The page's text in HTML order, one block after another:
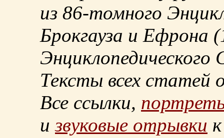
из 86-томного
Брокгауза и Ефрона
Энциклопедического
Тексты всех статей
Все ссылки,
извуковые отрывки